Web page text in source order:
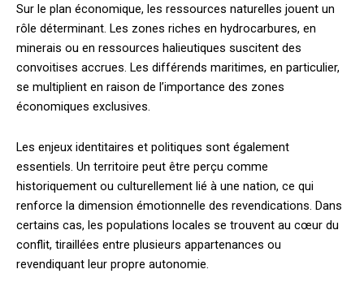
Sur le plan économique, les ressources naturelles jouent un
rôle déterminant. Les zones riches en hydrocarbures, en
minerais ou en ressources halieutiques suscitent des
convoitises accrues. Les différends maritimes, en particulier,
se multiplient en raison de l’importance des zones
économiques exclusives.
Les enjeux identitaires et politiques sont également
essentiels. Un territoire peut être perçu comme
historiquement ou culturellement lié à une nation, ce qui
renforce la dimension émotionnelle des revendications. Dans
certains cas, les populations locales se trouvent au cœur du
conflit, tiraillées entre plusieurs appartenances ou
revendiquant leur propre autonomie.